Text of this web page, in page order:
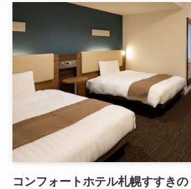
コンフォートホテル札幌すすきの